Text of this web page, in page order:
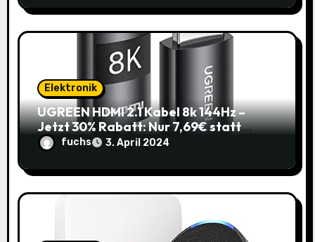
Elektronik
UGREEN HDMI 2.1 Kabel 8k 144Hz –
Jetzt 30% Rabatt: Nur 7,69€ statt
10,99€
fuchs 3. April 2024